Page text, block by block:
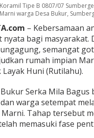
Tipe B 0807/07
warga Desa Bukur,
– Kebersamaan
bagi masyarakat.
semangat
rumah impian
Huni (Rutilahu).
Serka Mila
warga setempat
Tahap tersebut
memasuki fase